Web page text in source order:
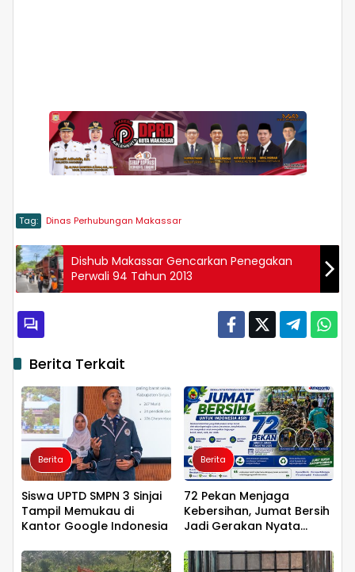
Tag: Dinas Perhubungan Makassar
Dishub Makassar Gencarkan Penegakan
Perwali 94 Tahun 2013
Berita Terkait
Berita
Siswa UPTD SMPN 3 Sinjai
Tampil Memukau di
Kantor Google Indonesia
Berita
72 Pekan Menjaga
Kebersihan, Jumat Bersih
Jadi Gerakan Nyata
Bahagia